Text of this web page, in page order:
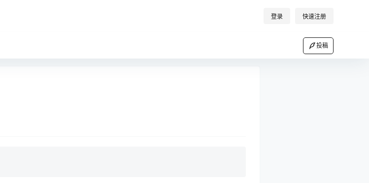
登录 快速注册
投稿